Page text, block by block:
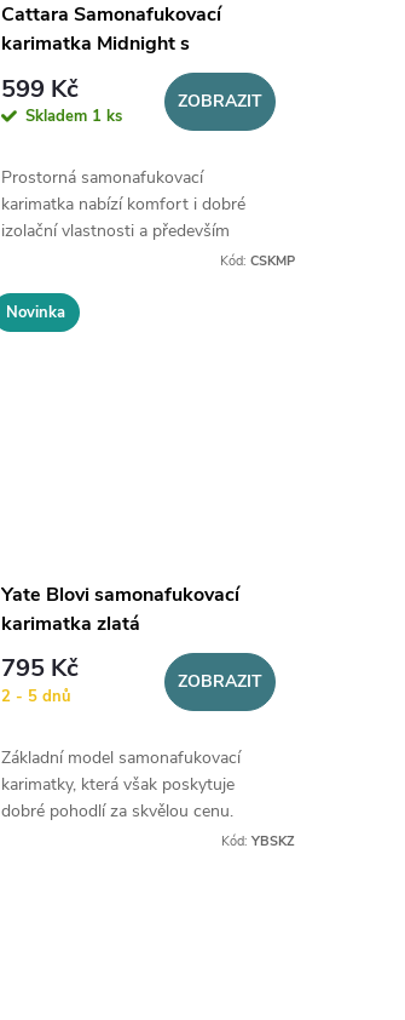
Cattara Samonafukovací
karimatka Midnight s
polštářem
599 Kč
Skladem 1 ks
ZOBRAZIT
Prostorná samonafukovací
karimatka nabízí komfort i dobré
izolační vlastnosti a především
maximální luxus při odpočinku.Kód: CSKMP
Novinka
Yate Blovi samonafukovací
karimatka zlatá
795 Kč
2 - 5 dnů
ZOBRAZIT
Základní model samonafukovací
karimatky, která však poskytuje
dobré pohodlí za skvělou cenu.
Kód: YBSKZ